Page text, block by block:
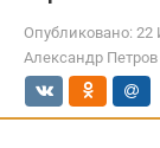
Опубликовано: 22
Александр Петров